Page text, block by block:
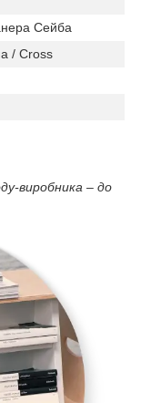
Сейба
/ Cross
виробника – до